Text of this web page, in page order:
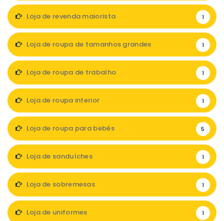
Loja de revenda maiorista 1
Loja de roupa de tamanhos grandes 1
Loja de roupa de trabalho 1
Loja de roupa interior 1
Loja de roupa para bebés 5
Loja de sanduíches 1
Loja de sobremesas 1
Loja de uniformes 1